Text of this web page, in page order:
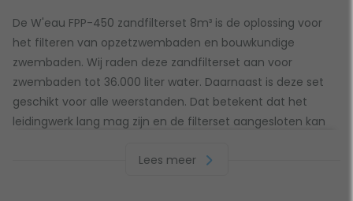
De W'eau FPP-450 zandfilterset 8m³ is de oplossing voor
het filteren van opzetzwembaden en bouwkundige
zwembaden. Wij raden deze zandfilterset aan voor
zwembaden tot 36.000 liter water. Daarnaast is deze set
geschikt voor alle weerstanden. Dat betekent dat het
leidingwerk lang mag zijn en de filterset aangesloten kan
W'eau FPP-450 is 8 m³ per uur. Het ontwerpdebiet geeft
Lees meer